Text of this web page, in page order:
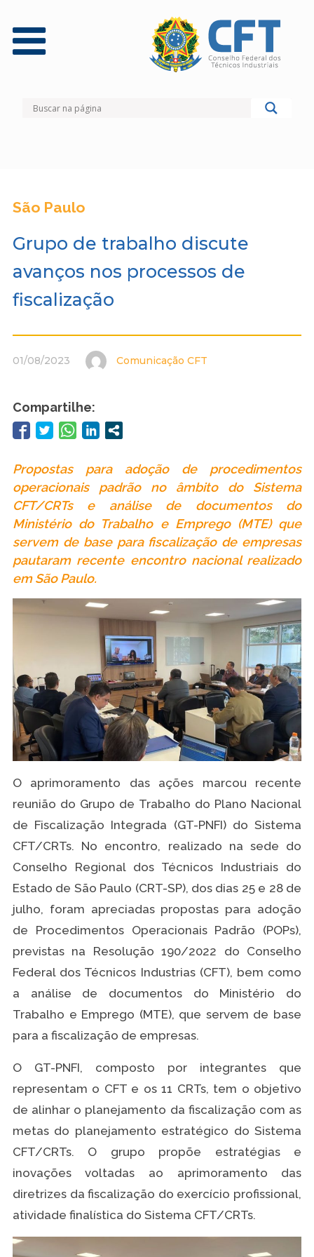
São Paulo
Grupo de trabalho discute
avanços nos processos de
fiscalização
01/08/2023 Comunicação CFT
Compartilhe:
Propostas para adoção de procedimentos
operacionais padrão no âmbito do Sistema
CFT/CRTs e análise de documentos do
Ministério do Trabalho e Emprego (MTE) que
servem de base para fiscalização de empresas
pautaram recente encontro nacional realizado
em São Paulo.
O aprimoramento das ações marcou recente
reunião do Grupo de Trabalho do Plano Nacional
de Fiscalização Integrada (GT-PNFI) do Sistema
CFT/CRTs. No encontro, realizado na sede do
Conselho Regional dos Técnicos Industriais do
Estado de São Paulo (CRT-SP), dos dias 25 e 28 de
julho, foram apreciadas propostas para adoção
de Procedimentos Operacionais Padrão (POPs),
previstas na Resolução 190/2022 do Conselho
Federal dos Técnicos Industrias (CFT), bem como
a análise de documentos do Ministério do
Trabalho e Emprego (MTE), que servem de base
para a fiscalização de empresas.
O GT-PNFI, composto por integrantes que
representam o CFT e os 11 CRTs, tem o objetivo
de alinhar o planejamento da fiscalização com as
metas do planejamento estratégico do Sistema
CFT/CRTs. O grupo propõe estratégias e
inovações voltadas ao aprimoramento das
diretrizes da fiscalização do exercício profissional,
atividade finalística do Sistema CFT/CRTs.